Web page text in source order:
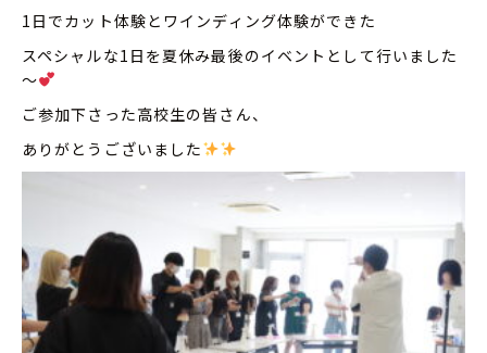
1日でカット体験とワインディング体験ができた
スペシャルな1日を夏休み最後のイベントとして行いました
～
ご参加下さった高校生の皆さん、
ありがとうございました